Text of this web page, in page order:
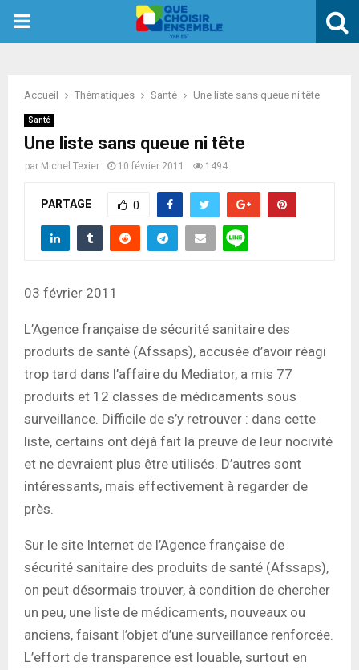
PRIMARY
Accueil Thématiques Santé Une liste sans queue ni tête
Santé
Une liste sans queue ni tête
par Michel Texier 10 février 2011 1494
PARTAGE 0
03 février 2011
L’Agence française de sécurité sanitaire des
produits de santé (Afssaps), accusée d’avoir réagi
trop tard dans l’affaire du Mediator, a mis 77
produits et 12 classes de médicaments sous
surveillance. Difficile de s’y retrouver : dans cette
liste, certains ont déjà fait la preuve de leur nocivité
et ne devraient plus être utilisés. D’autres sont
intéressants, mais effectivement à regarder de
près.
Sur le site Internet de l’Agence française de
sécurité sanitaire des produits de santé (Afssaps),
on peut désormais trouver, à condition de chercher
un peu, une liste de médicaments, nouveaux ou
anciens, faisant l’objet d’une surveillance renforcée.
L’effort de transparence est louable, surtout en